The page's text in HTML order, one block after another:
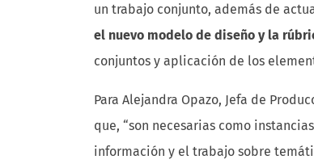
un trabajo conjunto, además de
el nuevo modelo de diseño y la
conjuntos y aplicación de los
Para Alejandra Opazo, Jefa de
que, “son necesarias como
información y el trabajo sobre